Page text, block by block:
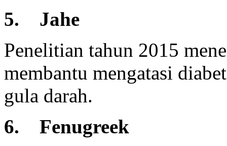
5. Jahe
Penelitian tahun 2015
membantu mengatasi
gula darah.
6. Fenugreek